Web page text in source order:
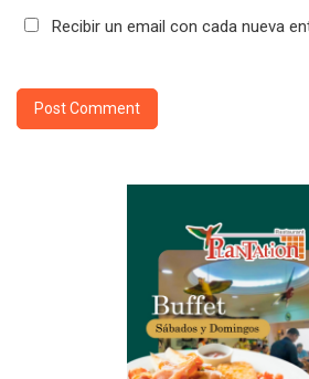
Recibir un email con cada nueva